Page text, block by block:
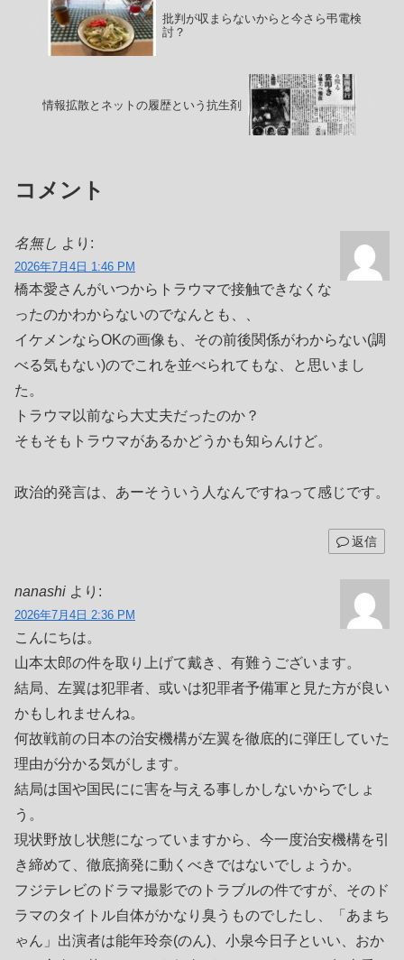
批判が収まらないからと今さら弔電検
討？
情報拡散とネットの履歴という抗生剤
コメント
名無し より:
2026年7月4日 1:46 PM
橋本愛さんがいつからトラウマで接触できなくな
ったのかわからないのでなんとも、、
イケメンならOKの画像も、その前後関係がわからない(調
べる気もない)のでこれを並べられてもな、と思いまし
た。
トラウマ以前なら大丈夫だったのか？
そもそもトラウマがあるかどうかも知らんけど。
政治的発言は、あーそういう人なんですねって感じです。
返信
nanashi より:
2026年7月4日 2:36 PM
こんにちは。
山本太郎の件を取り上げて戴き、有難うございます。
結局、左翼は犯罪者、或いは犯罪者予備軍と見た方が良い
かもしれませんね。
何故戦前の日本の治安機構が左翼を徹底的に弾圧していた
理由が分かる気がします。
結局は国や国民にに害を与える事しかしないからでしょ
う。
現状野放し状態になっていますから、今一度治安機構を引
き締めて、徹底摘発に動くべきではないでしょうか。
フジテレビのドラマ撮影でのトラブルの件ですが、そのド
ラマのタイトル自体がかなり臭うものでしたし、「あまち
ゃん」出演者は能年玲奈(のん)、小泉今日子といい、おか